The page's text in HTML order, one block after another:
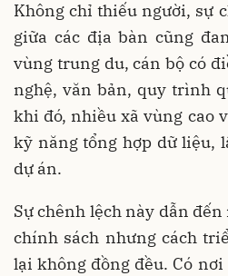
Không chỉ thiếu người, sự
giữa các địa bàn cũng
vùng trung du, cán bộ có
nghệ, văn bản, quy trình
khi đó, nhiều xã vùng cao
kỹ năng tổng hợp dữ liệu,
dự án.
Sự chênh lệch này dẫn
chính sách nhưng cách
lại không đồng đều. Có